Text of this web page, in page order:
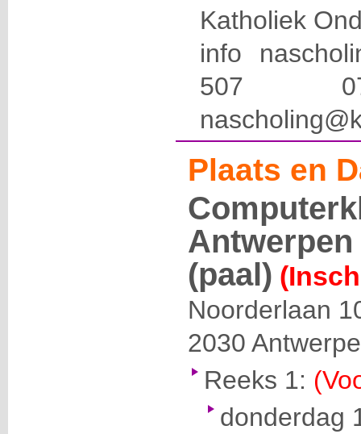
Katholiek
info
507
Plaats en
(paal)
Noorderlaan
2030
Reeks 1:
donderdag